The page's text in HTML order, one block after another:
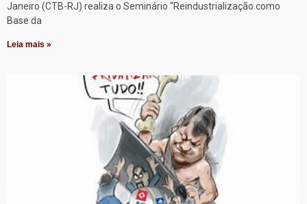
Janeiro (CTB-RJ) realiza o Seminário “Reindustrialização como
Base da
Leia mais »